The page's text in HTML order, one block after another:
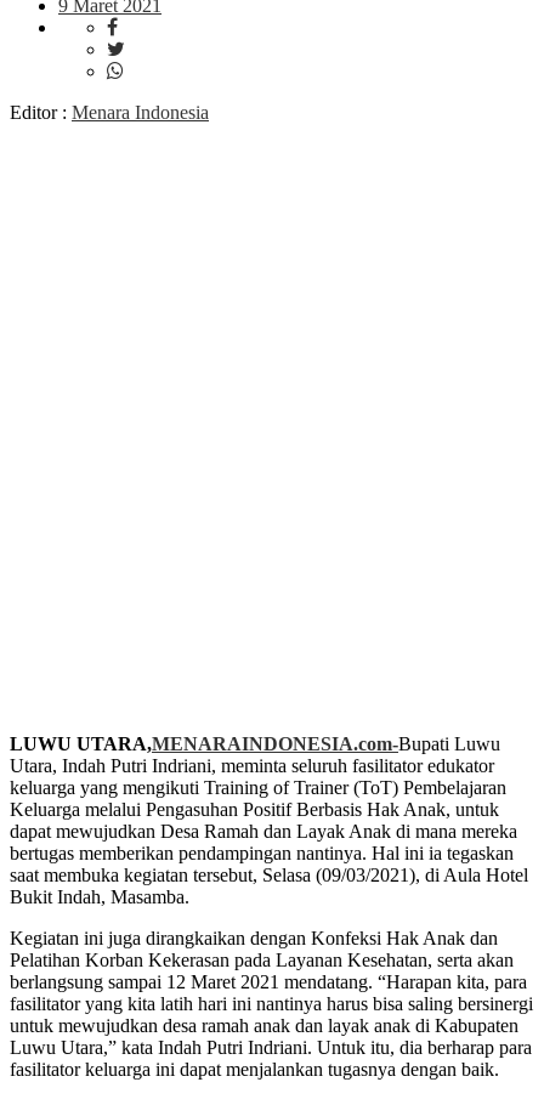
9 Maret 2021
Editor : Menara Indonesia
LUWU UTARA,MENARAINDONESIA.com-Bupati Luwu
Utara, Indah Putri Indriani, meminta seluruh fasilitator edukator
keluarga yang mengikuti Training of Trainer (ToT) Pembelajaran
Keluarga melalui Pengasuhan Positif Berbasis Hak Anak, untuk
dapat mewujudkan Desa Ramah dan Layak Anak di mana mereka
bertugas memberikan pendampingan nantinya. Hal ini ia tegaskan
saat membuka kegiatan tersebut, Selasa (09/03/2021), di Aula Hotel
Bukit Indah, Masamba.
Kegiatan ini juga dirangkaikan dengan Konfeksi Hak Anak dan
Pelatihan Korban Kekerasan pada Layanan Kesehatan, serta akan
berlangsung sampai 12 Maret 2021 mendatang. “Harapan kita, para
fasilitator yang kita latih hari ini nantinya harus bisa saling bersinergi
untuk mewujudkan desa ramah anak dan layak anak di Kabupaten
Luwu Utara,” kata Indah Putri Indriani. Untuk itu, dia berharap para
fasilitator keluarga ini dapat menjalankan tugasnya dengan baik.